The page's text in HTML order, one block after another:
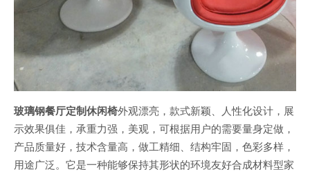
玻璃钢餐厅定制休闲椅外观漂亮，款式新颖、人性化设计，展
示效果俱佳，承重力强，美观，可根据用户的需要量身定做，
产品质量好，技术含量高，做工精细、结构牢固，色彩多样，
用途广泛。它是一种能够保持其形状的环境友好合成材料型家